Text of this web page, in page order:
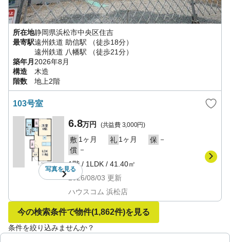
所在地静岡県浜松市中央区住吉
最寄駅遠州鉄道 助信駅
（徒歩18分）
遠州鉄道 八幡駅
（徒歩21分）
築年月 2026年8月
構造
木造
階数
地上2階
103号室
写真を見る
6.8万円 (共益費 3,000円)
敷 1ヶ月 礼 1ヶ月 保 －
償 －
1階/ 1LDK / 41.40㎡
2026/08/03 更新
ハウスコム 浜松店
今の検索条件で物件(1,862件)を見る
条件を絞り込みませんか？